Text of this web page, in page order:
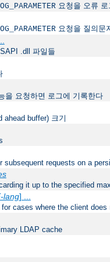
요청을 오류
요청을 질의문
.dll 파일들
을 요청하면 로그에 기록한다
ahead buffer) 크기
requests on a
it up to the specified
lang] ...
cases where the client
LDAP cache